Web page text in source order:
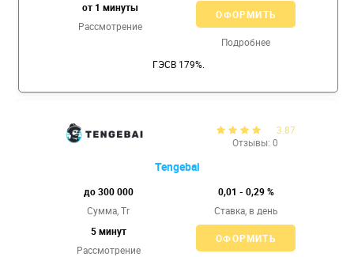
от 1 минуты
Рассмотрение
ОФОРМИТЬ
Подробнее
ГЭСВ 179%.
3.87
Отзывы: 0
Tengebai
до 300 000
Сумма, Tr
0,01 - 0,29 %
Ставка, в день
5 минут
Рассмотрение
ОФОРМИТЬ